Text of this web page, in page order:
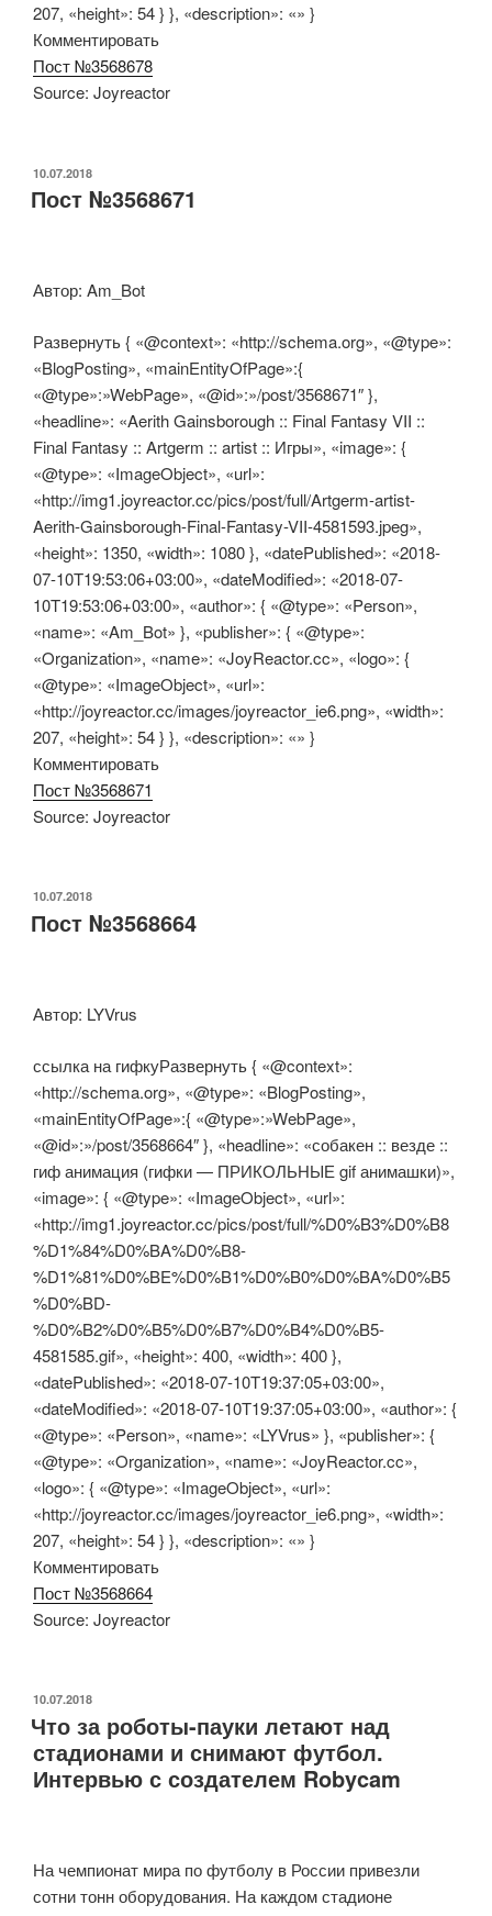
207, «height»: 54 } }, «description»: «» }
Комментировать
Пост №3568678
Source: Joyreactor
ОПУБЛИКОВАНО
10.07.2018
Пост №3568671
Автор: Am_Bot
Развернуть { «@context»: «http://schema.org», «@type»:
«BlogPosting», «mainEntityOfPage»:{
«@type»:»WebPage», «@id»:»/post/3568671″ },
«headline»: «Aerith Gainsborough :: Final Fantasy VII ::
Final Fantasy :: Artgerm :: artist :: Игры», «image»: {
«@type»: «ImageObject», «url»:
«http://img1.joyreactor.cc/pics/post/full/Artgerm-artist-
Aerith-Gainsborough-Final-Fantasy-VII-4581593.jpeg»,
«height»: 1350, «width»: 1080 }, «datePublished»: «2018-
07-10T19:53:06+03:00», «dateModified»: «2018-07-
10T19:53:06+03:00», «author»: { «@type»: «Person»,
«name»: «Am_Bot» }, «publisher»: { «@type»:
«Organization», «name»: «JoyReactor.cc», «logo»: {
«@type»: «ImageObject», «url»:
«http://joyreactor.cc/images/joyreactor_ie6.png», «width»:
207, «height»: 54 } }, «description»: «» }
Комментировать
Пост №3568671
Source: Joyreactor
ОПУБЛИКОВАНО
10.07.2018
Пост №3568664
Автор: LYVrus
ссылка на гифкуРазвернуть { «@context»:
«http://schema.org», «@type»: «BlogPosting»,
«mainEntityOfPage»:{ «@type»:»WebPage»,
«@id»:»/post/3568664″ }, «headline»: «собакен :: везде ::
гиф анимация (гифки — ПРИКОЛЬНЫЕ gif анимашки)»,
«image»: { «@type»: «ImageObject», «url»:
«http://img1.joyreactor.cc/pics/post/full/%D0%B3%D0%B8
%D1%84%D0%BA%D0%B8-
%D1%81%D0%BE%D0%B1%D0%B0%D0%BA%D0%B5
%D0%BD-
%D0%B2%D0%B5%D0%B7%D0%B4%D0%B5-
4581585.gif», «height»: 400, «width»: 400 },
«datePublished»: «2018-07-10T19:37:05+03:00»,
«dateModified»: «2018-07-10T19:37:05+03:00», «author»: {
«@type»: «Person», «name»: «LYVrus» }, «publisher»: {
«@type»: «Organization», «name»: «JoyReactor.cc»,
«logo»: { «@type»: «ImageObject», «url»:
«http://joyreactor.cc/images/joyreactor_ie6.png», «width»:
207, «height»: 54 } }, «description»: «» }
Комментировать
Пост №3568664
Source: Joyreactor
ОПУБЛИКОВАНО
10.07.2018
Что за роботы-пауки летают над
стадионами и снимают футбол.
Интервью с создателем Robycam
На чемпионат мира по футболу в России привезли
сотни тонн оборудования. На каждом стадионе